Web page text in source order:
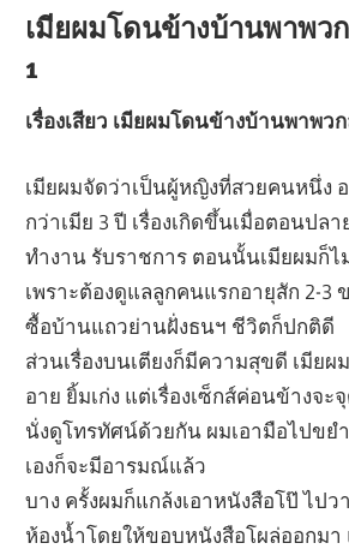
เมียผมโดนข้างบ้านพาพว
1
เรื่องเสียว เมียผมโดนข้างบ้านพาพว
เมียผมจัดว่าเป็นผู้หญิงที่สวยคนหนึ่ง
กว่าเมีย 3 ปี เรื่องเกิดขึ้นเมื่อตอนปลา
ทำงาน รับราชการ ตอนนั้นเมียผมก็ไ
เพราะต้องดูแลลูกคนแรกอายุสัก 2-3
ซื้อบ้านแถวย่านฝั่งธนฯ ชีวิตก็ปกติดี
ส่วนเรื่องบนเตียงก็มีความสุขดี เมีย
อาย ยิ้มเก่ง แต่เรื่องเซ็กส์ค่อนข้างจะ
นั่งดูโทรทัศน์ด้วยกัน ผมเอามือไปขยำ
เองก็จะมีอารมณ์แล้ว
บาง ครั้งผมก็แกล้งเอาหนังสือโป๊ ไปว
ห้องน้ำโดยให้ขอบหนังสือโผล่ออกม